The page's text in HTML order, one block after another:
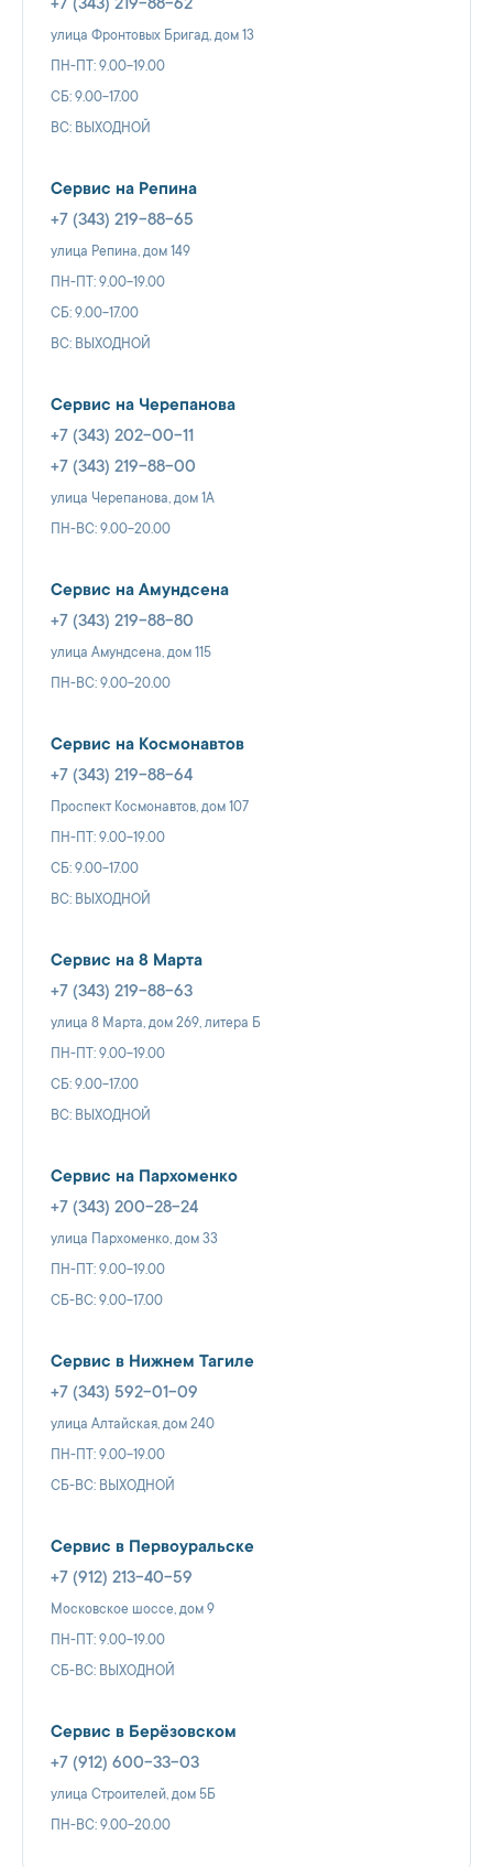
+7 (343) 219-88-62
улица Фронтовых Бригад, дом 13
ПН-ПТ: 9.00-19.00
СБ: 9.00-17.00
ВС: ВЫХОДНОЙ
Сервис на Репина
+7 (343) 219-88-65
улица Репина, дом 149
ПН-ПТ: 9.00-19.00
СБ: 9.00-17.00
ВС: ВЫХОДНОЙ
Сервис на Черепанова
+7 (343) 202-00-11
+7 (343) 219-88-00
улица Черепанова, дом 1А
ПН-ВС: 9.00-20.00
Сервис на Амундсена
+7 (343) 219-88-80
улица Амундсена, дом 115
ПН-ВС: 9.00-20.00
Сервис на Космонавтов
+7 (343) 219-88-64
Проспект Космонавтов, дом 107
ПН-ПТ: 9.00-19.00
СБ: 9.00-17.00
ВС: ВЫХОДНОЙ
Сервис на 8 Марта
+7 (343) 219-88-63
улица 8 Марта, дом 269, литера Б
ПН-ПТ: 9.00-19.00
СБ: 9.00-17.00
ВС: ВЫХОДНОЙ
Сервис на Пархоменко
+7 (343) 200-28-24
улица Пархоменко, дом 33
ПН-ПТ: 9.00-19.00
СБ-ВС: 9.00-17.00
Сервис в Нижнем Тагиле
+7 (343) 592-01-09
улица Алтайская, дом 240
ПН-ПТ: 9.00-19.00
СБ-ВС: ВЫХОДНОЙ
Сервис в Первоуральске
+7 (912) 213-40-59
Московское шоссе, дом 9
ПН-ПТ: 9.00-19.00
СБ-ВС: ВЫХОДНОЙ
Сервис в Берёзовском
+7 (912) 600-33-03
улица Строителей, дом 5Б
ПН-ВС: 9.00-20.00